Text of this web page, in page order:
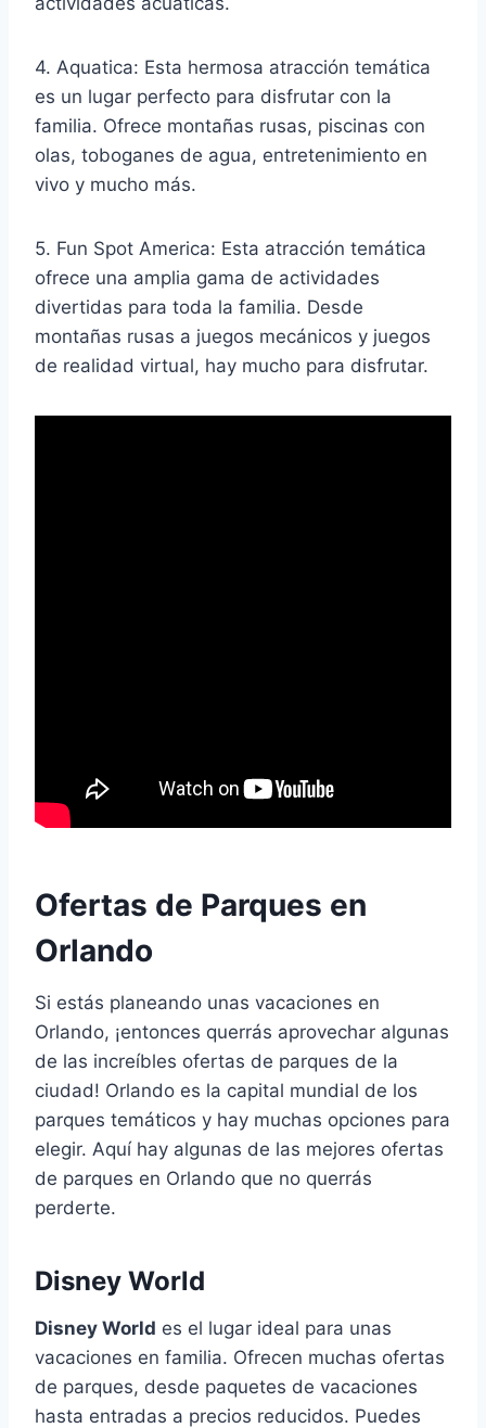
4. Aquatica: Esta hermosa atracción temática
es un lugar perfecto para disfrutar con la
familia. Ofrece montañas rusas, piscinas con
olas, toboganes de agua, entretenimiento en
vivo y mucho más.
5. Fun Spot America: Esta atracción temática
ofrece una amplia gama de actividades
divertidas para toda la familia. Desde
montañas rusas a juegos mecánicos y juegos
de realidad virtual, hay mucho para disfrutar.
Ofertas de Parques en
Orlando
Si estás planeando unas vacaciones en
Orlando, ¡entonces querrás aprovechar algunas
de las increíbles ofertas de parques de la
ciudad! Orlando es la capital mundial de los
parques temáticos y hay muchas opciones para
elegir. Aquí hay algunas de las mejores ofertas
de parques en Orlando que no querrás
perderte.
Disney World
Disney World es el lugar ideal para unas
vacaciones en familia. Ofrecen muchas ofertas
de parques, desde paquetes de vacaciones
hasta entradas a precios reducidos. Puedes